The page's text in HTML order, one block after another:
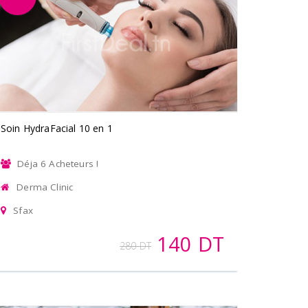
Soin HydraFacial 10 en 1
Déja 6 Acheteurs !
Derma Clinic
Sfax
140 DT
280 DT